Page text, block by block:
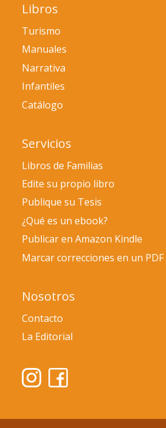
Libros
Turismo
Manuales
Narrativa
Infantiles
Catálogo
Servicios
Libros de Familias
Edite su propio libro
Publique su Tesis
¿Qué es un ebook?
Publicar en Amazon Kindle
Marcar correcciones en un PDF
Nosotros
Contacto
La Editorial